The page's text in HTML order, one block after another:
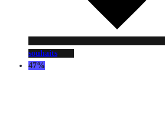
souhaits
47%